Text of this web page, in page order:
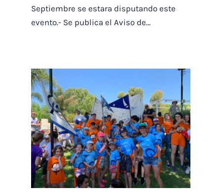
Septiembre se estara disputando este
evento.- Se publica el Aviso de…